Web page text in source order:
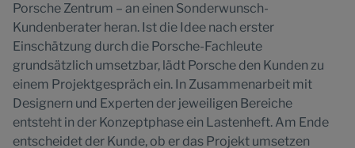
Porsche Zentrum – an einen Sonderwunsch-
Kundenberater heran. Ist die Idee nach erster
Einschätzung durch die Porsche-Fachleute
grundsätzlich umsetzbar, lädt Porsche den Kunden zu
einem Projektgespräch ein. In Zusammenarbeit mit
Designern und Experten der jeweiligen Bereiche
entsteht in der Konzeptphase ein Lastenheft. Am Ende
entscheidet der Kunde, ob er das Projekt umsetzen